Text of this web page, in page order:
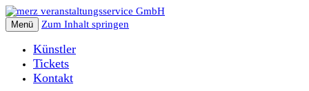
Menü Zum Inhalt springen
Künstler
Tickets
Kontakt